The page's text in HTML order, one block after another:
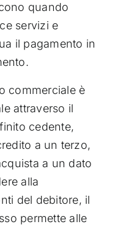
quando
servizi e
il pagamento in
commerciale è
attraverso il
cedente,
a un terzo,
a un dato
alla
del debitore, il
permette alle